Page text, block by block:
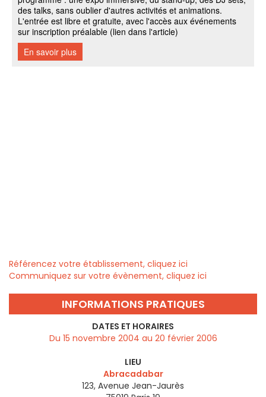
Référencez votre établissement, cliquez ici
Communiquez sur votre évènement, cliquez ici
INFORMATIONS PRATIQUES
DATES ET HORAIRES
Du 15 novembre 2004 au 20 février 2006
LIEU
Abracadabar
123, Avenue Jean-Jaurès